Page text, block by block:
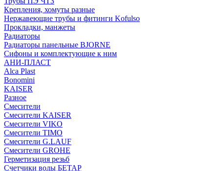
Крепления, хомуты разные
Нержавеющие трубы и фитинги Kofulso
Прокладки, манжеты
Радиаторы
Радиаторы панельные BJORNE
Сифоны и комплектующие к ним
АНИ-ПЛАСТ
Alca Plast
Bonomini
KAISER
Разное
Смесители
Смесители KAISER
Смесители VIKO
Смесители TIMO
Смесители G.LAUF
Смесители GROHE
Герметизация резьб
Счетчики воды БЕТАР